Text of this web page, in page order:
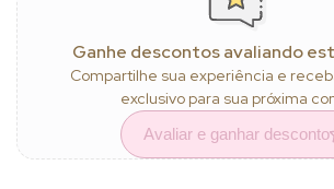
Ganhe descontos avaliando
Compartilhe sua experiência e
exclusivo para sua próxima
Avaliar e ganhar desconto